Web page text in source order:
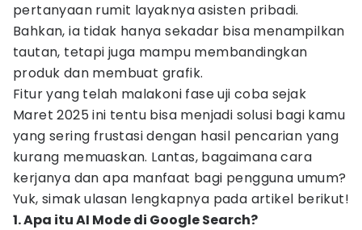
pertanyaan rumit layaknya asisten pribadi.
Bahkan, ia tidak hanya sekadar bisa menampilkan
tautan, tetapi juga mampu membandingkan
produk dan membuat grafik.
Fitur yang telah malakoni fase uji coba sejak
Maret 2025 ini tentu bisa menjadi solusi bagi kamu
yang sering frustasi dengan hasil pencarian yang
kurang memuaskan. Lantas, bagaimana cara
kerjanya dan apa manfaat bagi pengguna umum?
Yuk, simak ulasan lengkapnya pada artikel berikut!
1. Apa itu AI Mode di Google Search?